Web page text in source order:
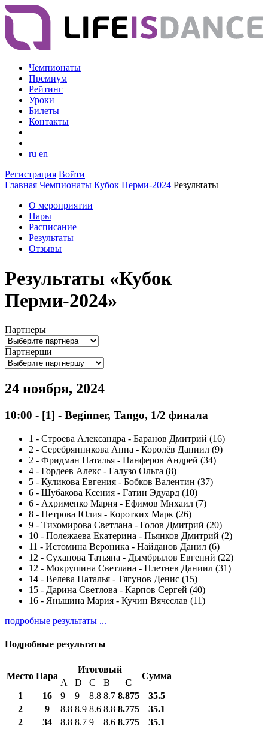
Чемпионаты
Премиум
Рейтинг
Уроки
Билеты
Контакты
ru en
Регистрация Войти
Главная Чемпионаты Кубок Перми-2024 Результаты
О мероприятии
Пары
Расписание
Результаты
Отзывы
Результаты «Кубок
Перми-2024»
Партнеры
Партнерши
24 ноября, 2024
10:00 - [1] - Beginner, Tango, 1/2 финала
1 - Строева Александра - Баранов Дмитрий (16)
2 - Серебрянникова Анна - Королёв Даниил (9)
2 - Фридман Наталья - Панферов Андрей (34)
4 - Гордеев Алекс - Галузо Ольга (8)
5 - Куликова Евгения - Бобков Валентин (37)
6 - Шубакова Ксения - Гатин Эдуард (10)
6 - Ахрименко Мария - Ефимов Михаил (7)
8 - Петрова Юлия - Коротких Марк (26)
9 - Тихомирова Светлана - Голов Дмитрий (20)
10 - Полежаева Екатерина - Пьянков Дмитрий (2)
11 - Истомина Вероника - Найданов Данил (6)
12 - Суханова Татьяна - Дымбрылов Евгений (22)
12 - Мокрушина Светлана - Плетнев Даниил (31)
14 - Велева Наталья - Тягунов Денис (15)
15 - Дарина Светлова - Карпов Сергей (40)
16 - Яньшина Мария - Кучин Вячеслав (11)
подробные результаты ...
Подробные результаты
Место Пара
Итоговый
Сумма
A D C B
С
1
16 9 9 8.8 8.7 8.875
35.5
2
9 8.8 8.9 8.6 8.8 8.775
35.1
2
34 8.8 8.7 9 8.6 8.775
35.1